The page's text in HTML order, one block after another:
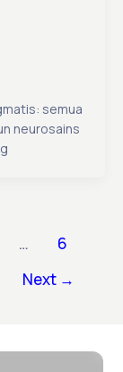
semua
neurosains
…
6
Next →